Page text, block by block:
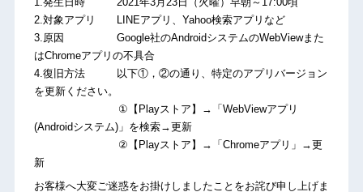
2.対象アプリ LINEアプリ、Yahoo検索アプリなど
3.原因 Google社のAndroidシステムのWebViewまた
はChromeアプリの不具合
4.復旧方法 以下①，②の通り、特定のアプリバージョン
を更新ください。
①【Playストア】→「WebViewアプリ
(Androidシステム)」を検索→更新
②【Playストア】→「Chromeアプリ」→更
新
お客様へ大変ご迷惑をお掛けしましたことをお詫び申し上げま